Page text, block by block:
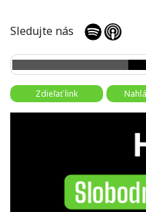
Sledujte nás
Zdieľať link